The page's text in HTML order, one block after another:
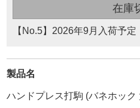
【No.5】2026年9月入荷予定
製品名
ハンドプレス打駒 (バネホック